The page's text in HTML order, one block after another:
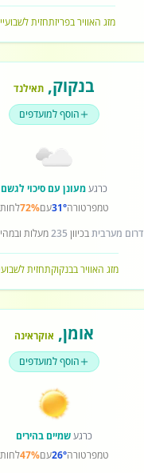
מזג האוויר בפריזתחזית
בנקוק, תאילנד
הוסף למועדפים
כרגעמעונן עם סיכוי לגשם
טמפרטורה31°עם72%לחות
דרום מערביתבכיוון 235מעלות
מזג האוויר בבנקוקתחזית
אומן, אוקראינה
הוסף למועדפים
כרגעשמיים בהירים
טמפרטורה26°עם47%לחות